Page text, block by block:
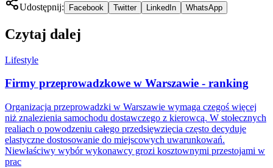
Udostępnij: Facebook Twitter LinkedIn WhatsApp
Czytaj dalej
Lifestyle
Firmy przeprowadzkowe w Warszawie - ranking
Organizacja przeprowadzki w Warszawie wymaga czegoś więcej
niż znalezienia samochodu dostawczego z kierowcą. W stołecznych
realiach o powodzeniu całego przedsięwzięcia często decyduje
elastyczne dostosowanie do miejscowych uwarunkowań.
Niewłaściwy wybór wykonawcy grozi kosztownymi przestojami w
prac